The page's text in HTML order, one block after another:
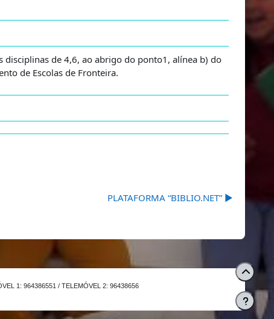
de 4,6, ao abrigo do ponto1, alínea b) do
de Escolas de Fronteira.
PLATAFORMA “BIBLIO.NET” ▶︎
1: 964386551 / TELEMÓVEL 2: 96438656